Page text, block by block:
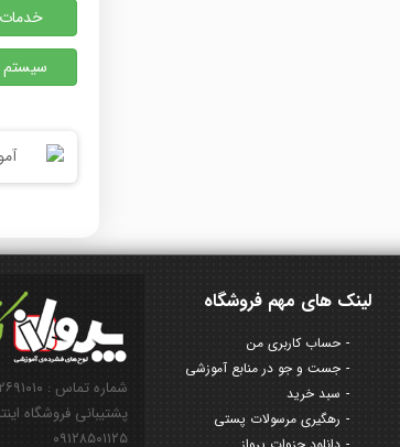
شماره تماس : ۲۲۶۹۱۰۱۰-(۰۲۱)
پشتیبانی فروشگاه
۰۹۱۲۸۵۰۱۱۲۵
لینک های مهم فروشگاه
حساب کاربری من
جست و جو در منابع آموزشی
سبد خرید
رهگیری مرسولات پستی